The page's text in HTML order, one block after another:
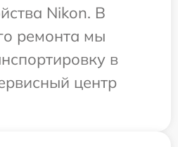
Nikon. В
ремонта мы
в
центр